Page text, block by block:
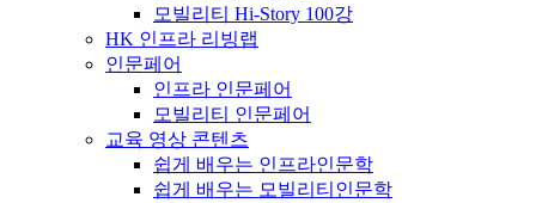
모빌리티 Hi-Story 100강
HK 인프라 리빙랩
인문페어
인프라 인문페어
모빌리티 인문페어
교육 영상 콘텐츠
쉽게 배우는 인프라인문학
쉽게 배우는 모빌리티인문학